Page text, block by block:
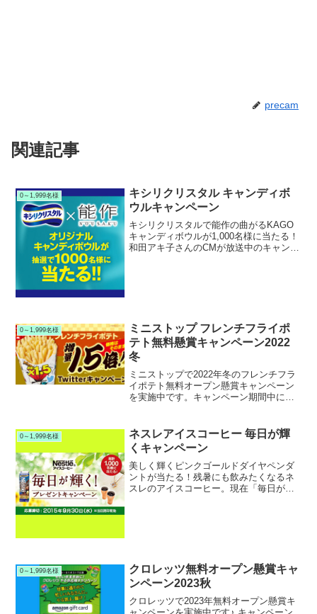
precam
関連記事
0～1,999名様
キシリクリスタル キャンディボ
ウルキャンペーン
キシリクリスタルで能作の曲がるKAGO
キャンディボウルが1,000名様に当たる！
和田アキ子さんのCMが放送中のキャンデ
0～1,999名様
ミニストップ フレンチフライポ
テト無料懸賞キャンペーン2022
冬
ミニストップで2022年冬のフレンチフラ
イポテト無料オープン懸賞キャンペーン
を実施中です。キャンペーン期間中にミ
選で500名様にミニストップ フレンチフ
ライポテト 無料引換クーポンが当たりま
す。
0～1,999名様
ネスレアイスコーヒー 毎日が輝
くキャンペーン
美しく輝くピンクゴールドダイヤペンダ
ントが当たる！残暑にも飲みたくなるネ
スレのアイスコーヒー。現在「毎日が輝
0～1,999名様
クロレッツ無料オープン懸賞キャ
ンペーン2023秋
クロレッツで2023年無料オープン懸賞キ